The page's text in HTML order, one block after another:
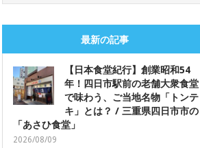
最新の記事
【日本食堂紀行】創業昭和54
年！四日市駅前の老舗大衆食堂
で味わう、ご当地名物「トンテ
キ」とは？ / 三重県四日市市の
「あさひ食堂」
2026/08/09